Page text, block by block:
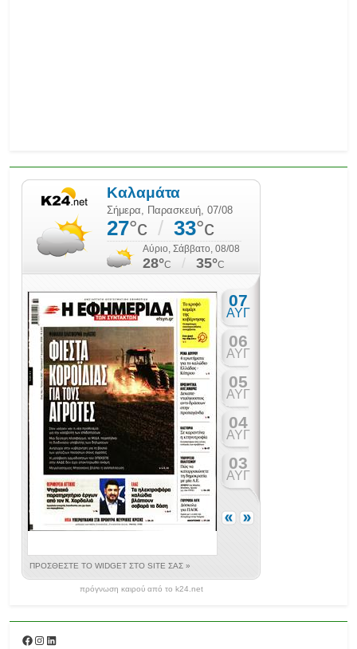
πρόγνωση καιρού από το k24.net
Facebook
Instagram
Linkedin